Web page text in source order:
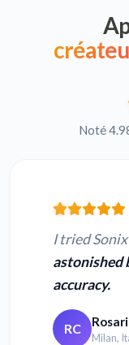
Noté
I tried
astonished
accuracy.
RC
Milan,